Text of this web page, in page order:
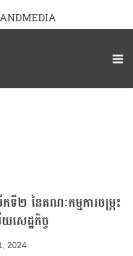
ទី២ នៃគណៈកម្មការចម្រុះ
សេដ្ឋកិច្ច
2024